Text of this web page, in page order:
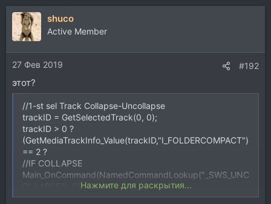
shuco
Active Member
27 Фев 2019 #192
этот?
//1-st sel Track Collapse-Uncollapse
trackID = GetSelectedTrack(0, 0);
trackID > 0 ?
(GetMediaTrackInfo_Value(trackID,"I_FOLDERCOMPACT")
== 2 ?
//IF COLLAPSE
Main_OnCommand(NamedCommandLookup("_SWS_UNC
OLLAPSE"), 0) :
//Else(IF UNCOLLAPSE)
Нажмите для раскрытия...